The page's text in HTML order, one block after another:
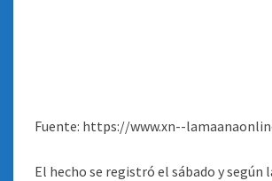
Fuente: https://www.xn--
El hecho se registró el sábado y según